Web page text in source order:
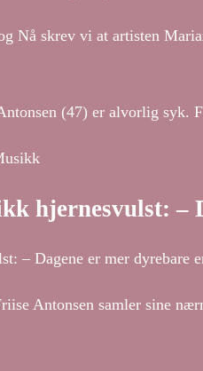
Nå skrev vi at artisten
(47) er alvorlig syk.
hjernesvulst: –
– Dagene er mer dyrebare
Antonsen samler sine